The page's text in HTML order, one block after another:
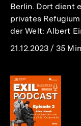
Berlin. Dort dient
privates
der Welt: Albert
21.12.2023/ 35